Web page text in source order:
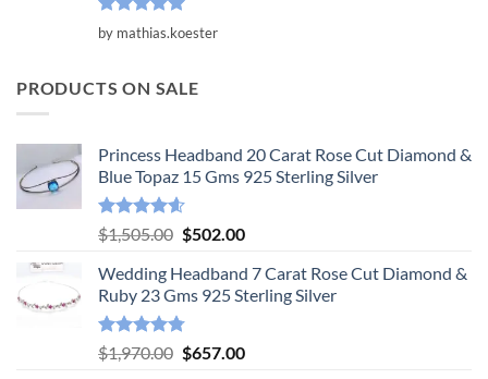
Rated5
out of 5
by mathias.koester
PRODUCTS ON SALE
Princess Headband 20 Carat Rose Cut Diamond &
Blue Topaz 15 Gms 925 Sterling Silver
Rated4.55
out of 5
$1,505.00 Original
was:
$1,505.00.
$502.00Current
is:
$502.00.
Wedding Headband 7 Carat Rose Cut Diamond &
Ruby 23 Gms 925 Sterling Silver
Rated4.78
out of 5
$1,970.00 Original
$657.00Current